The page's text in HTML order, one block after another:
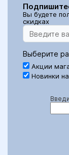
Вы будете
скидках
Выберите
Акции
Новинки